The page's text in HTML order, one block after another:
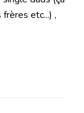
etc...) ,